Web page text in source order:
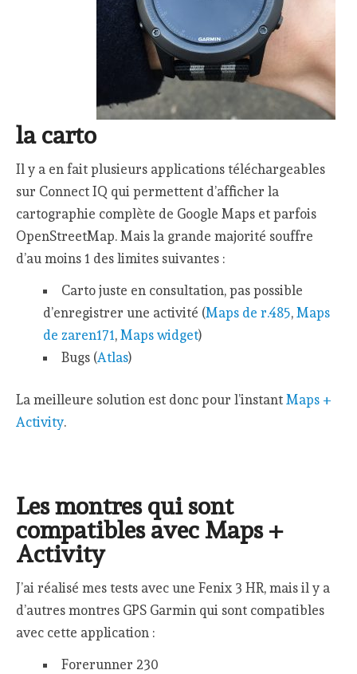
la carto
Il y a en fait plusieurs applications téléchargeables
sur Connect IQ qui permettent d’afficher la
cartographie complète de Google Maps et parfois
OpenStreetMap. Mais la grande majorité souffre
d’au moins 1 des limites suivantes :
Carto juste en consultation, pas possible
d’enregistrer une activité (Maps de r.485, Maps
de zaren171, Maps widget)
Bugs (Atlas)
La meilleure solution est donc pour l’instantMaps +
Activity.
Les montres qui sont
compatibles avec Maps +
Activity
J’ai réalisé mes tests avec une Fenix 3 HR, mais il y a
d’autres montres GPS Garmin qui sont compatibles
avec cette application :
Forerunner 230